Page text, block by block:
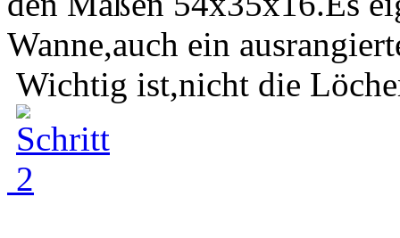
Wanne,auch ein
Wichtig ist,nicht die